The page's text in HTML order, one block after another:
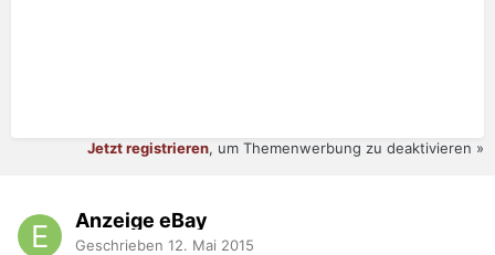
Jetzt registrieren, um Themenwerbung zu deaktivieren »
Anzeige eBay
Geschrieben 12. Mai 2015